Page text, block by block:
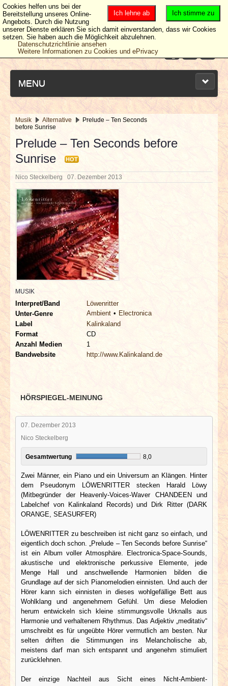
MENU
NEUESTE ARTIKEL
NEWS & DATES
BERICHTE
VERLOSUNGEN
INTERVIEWS
SPECIALS
REDAKTION
LINKS
ARCHIV
Musik Alternative
Prelude – Ten Seconds
before Sunrise
Prelude – Ten Seconds before
Sunrise
HOT
Nico Steckelberg 07. Dezember 2013
MUSIK
Interpret/Band
Löwenritter
Unter-Genre
Ambient
Electronica
Label
Kalinkaland
Format
CD
Anzahl Medien
1
Bandwebsite
http://www.Kalinkaland.de
HÖRSPIEGEL-MEINUNG
07. Dezember 2013
Nico Steckelberg
Gesamtwertung 8,0
Zwei Männer, ein Piano und ein Universum an Klängen. Hinter
dem Pseudonym LÖWENRITTER stecken Harald Löwy
(Mitbegründer der Heavenly-Voices-Waver CHANDEEN und
Labelchef von Kalinkaland Records) und Dirk Ritter (DARK
ORANGE, SEASURFER)
LÖWENRITTER zu beschreiben ist nicht ganz so einfach, und
eigentlich doch schon. „Prelude – Ten Seconds before Sunrise“
ist ein Album voller Atmosphäre. Electronica-Space-Sounds,
akustische und elektronische perkussive Elemente, jede
Menge Hall und anschwellende Harmonien bilden die
Grundlage auf der sich Pianomelodien einnisten. Und auch der
Hörer kann sich einnisten in dieses wohlgefällige Bett aus
Wohlklang und angenehmem Gefühl. Um diese Melodien
herum entwickeln sich kleine stimmungsvolle Urknalls aus
Harmonie und verhaltenem Rhythmus. Das Adjektiv „meditativ“
umschreibt es für ungeübte Hörer vermutlich am besten. Nur
selten driften die Stimmungen ins Melancholische ab,
meistens darf man sich entspannt und angenehm stimuliert
zurücklehnen.
Der einzige Nachteil aus Sicht eines Nicht-Ambient-
Ich stimme zu
Ich lehne ab
Cookies helfen uns bei der
Bereitstellung unseres Online-
Angebots. Durch die Nutzung
unserer Dienste erklären Sie sich damit einverstanden, dass wir Cookies
setzen. Sie haben auch die Möglichkeit abzulehnen.
Datenschutzrichtlinie ansehen
Weitere Informationen zu Cookies und ePrivacy